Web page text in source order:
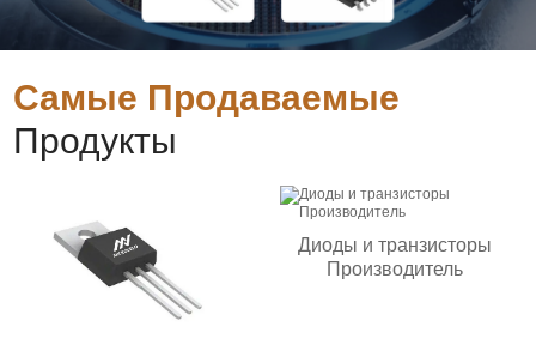
Самые Продаваемые
Продукты
Диоды и транзисторы
Производитель